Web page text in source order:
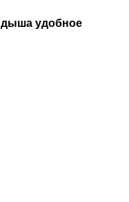
дыша удобное